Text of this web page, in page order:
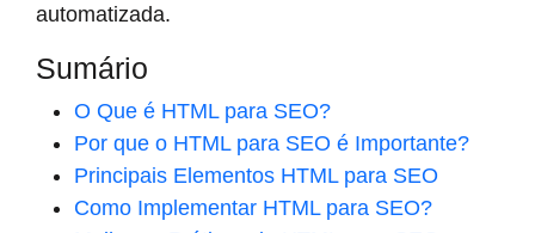
automatizada.
Sumário
O Que é HTML para SEO?
Por que o HTML para SEO é Importante?
Principais Elementos HTML para SEO
Como Implementar HTML para SEO?